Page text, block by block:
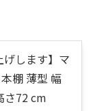
げします】マ
棚 薄型 幅
さ72 cm